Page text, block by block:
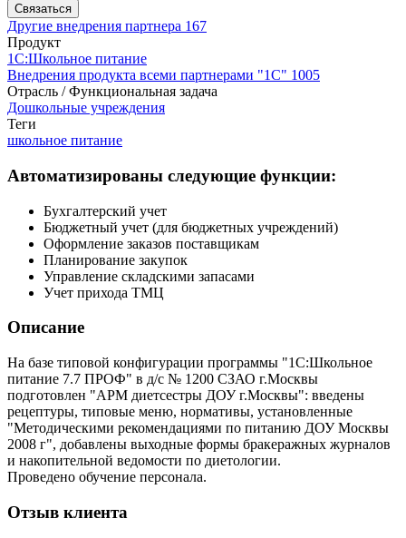
Связаться
Другие внедрения партнера 167
Продукт
1С:Школьное питание
Внедрения продукта всеми партнерами "1С" 1005
Отрасль / Функциональная задача
Дошкольные учреждения
Теги
школьное питание
Автоматизированы следующие функции:
Бухгалтерский учет
Бюджетный учет (для бюджетных учреждений)
Оформление заказов поставщикам
Планирование закупок
Управление складскими запасами
Учет прихода ТМЦ
Описание
На базе типовой конфигурации программы "1С:Школьное
питание 7.7 ПРОФ" в д/с № 1200 СЗАО г.Москвы
подготовлен "АРМ диетсестры ДОУ г.Москвы": введены
рецептуры, типовые меню, нормативы, установленные
"Методическими рекомендациями по питанию ДОУ Москвы
2008 г", добавлены выходные формы бракеражных журналов
и накопительной ведомости по диетологии.
Проведено обучение персонала.
Отзыв клиента